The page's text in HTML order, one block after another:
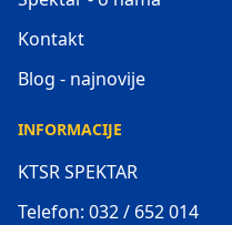
Kontakt
Blog - najnovije
INFORMACIJE
KTSR SPEKTAR
Telefon: 032 / 652 014